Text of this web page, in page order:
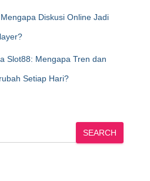
Diskusi Online Jadi
Slot88: Mengapa Tren dan
Setiap Hari?
SEARCH